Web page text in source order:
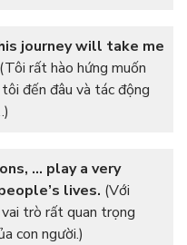
journey will take me
(Tôi rất hào hứng muốn
đến đâu và tác động
… play a very
lives. (Với
trò rất quan trọng
con người.)